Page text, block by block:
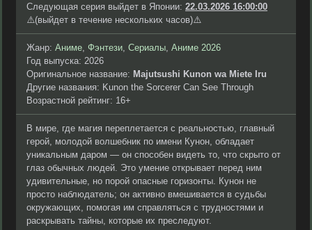
Следующая серия выйдет в Японии: 22.03.2026 16:00:00
⚠️(выйдет в течение нескольких часов)⚠️
Жанр: Аниме, Фэнтези, Сериалы, Аниме 2026
Год выпуска: 2026
Оригинальное название: Majutsushi Kunon wa Miete Iru
Другие названия: Kunon the Sorcerer Can See Through
Возрастной рейтинг: 16+
В мире, где магия переплетается с реальностью, главный
герой, молодой волшебник по имени Кунон, обладает
уникальным даром — он способен видеть то, что скрыто от
глаз обычных людей. Это умение открывает перед ним
удивительные, но порой опасные горизонты. Кунон не
просто наблюдатель; он активно вмешивается в судьбы
окружающих, помогая им справляться с трудностями и
раскрывать тайны, которые их преследуют.